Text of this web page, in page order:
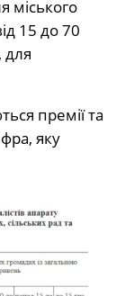
міського
15 до 70
для
премії та
яку